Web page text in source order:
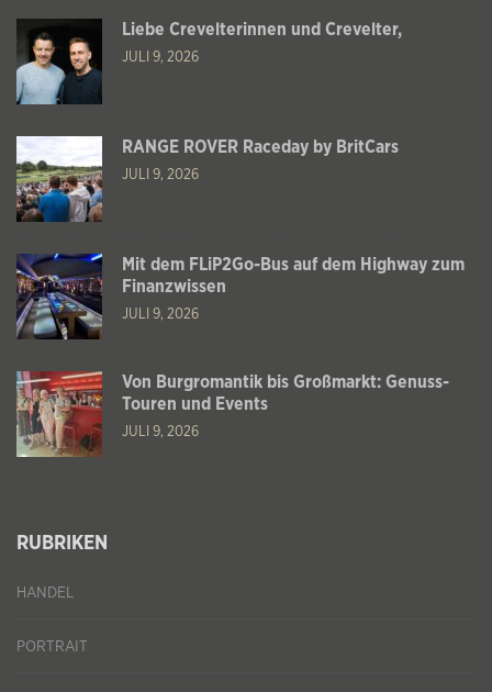
Liebe Crevelterinnen und Crevelter,
JULI 9, 2026
RANGE ROVER Raceday by BritCars
JULI 9, 2026
Mit dem FLiP2Go-Bus auf dem Highway zum
Finanzwissen
JULI 9, 2026
Von Burgromantik bis Großmarkt: Genuss-
Touren und Events
JULI 9, 2026
RUBRIKEN
HANDEL
PORTRAIT